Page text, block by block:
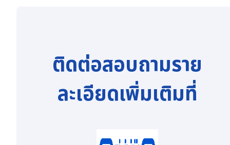
ติดต่อสอบถามราย
ละเอียดเพิ่มเติมที่